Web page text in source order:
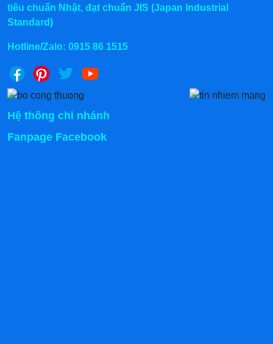
tiêu chuẩn Nhật, đạt chuẩn JIS (Japan Industrial
Standard)
Hotline/Zalo: 0915 86 1515
Hệ thống chi nhánh
Fanpage Facebook